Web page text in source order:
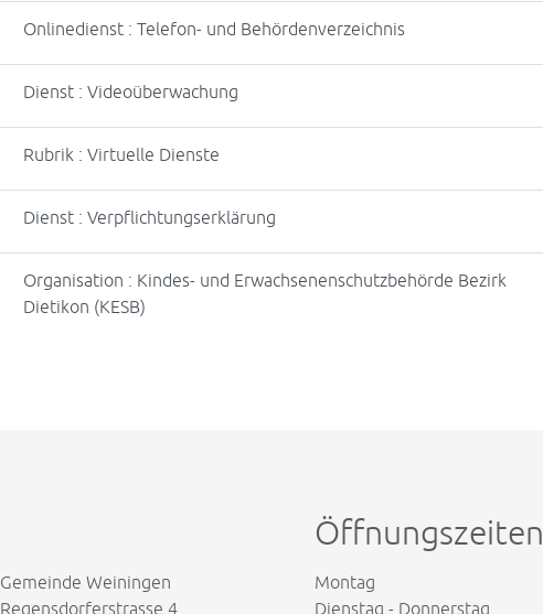
Onlinedienst : Telefon- und Behördenverzeichnis
Dienst : Videoüberwachung
Rubrik : Virtuelle Dienste
Dienst : Verpflichtungserklärung
Organisation : Kindes- und Erwachsenenschutzbehörde Bezirk
Dietikon (KESB)
Gemeinde Weiningen
Regensdorferstrasse 4
Öffnungszeiten
Montag
Dienstag - Donnerstag